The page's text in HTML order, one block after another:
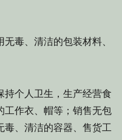
毒、清洁的包装材料、
个人卫生，生产经营食
工作衣、帽等；销售无包
毒、清洁的容器、售货工